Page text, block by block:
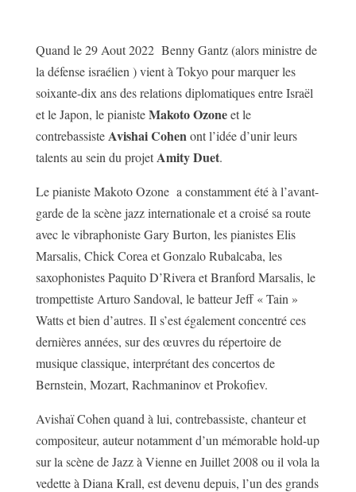
Quand le 29 Aout 2022 Benny Gantz (alors ministre de
la défense israélien ) vient à Tokyo pour marquer les
soixante-dix ans des relations diplomatiques entre Israël
et le Japon, le pianisteMakoto Ozoneet le
contrebassisteAvishai Cohen ont l’idée d’unir leurs
talents au sein du projetAmity Duet.
Le pianiste Makoto Ozone a constamment été à l’avant-
garde de la scène jazz internationale et a croisé sa route
avec le vibraphoniste Gary Burton, les pianistes Elis
Marsalis, Chick Corea et Gonzalo Rubalcaba, les
saxophonistes Paquito D’Rivera et Branford Marsalis, le
trompettiste Arturo Sandoval, le batteur Jeff « Tain »
Watts et bien d’autres. Il s’est également concentré ces
dernières années, sur des œuvres du répertoire de
musique classique, interprétant des concertos de
Bernstein, Mozart, Rachmaninov et Prokofiev.
Avishaï Cohen quand à lui, contrebassiste, chanteur et
compositeur, auteur notamment d’un mémorable hold-up
sur la scène de Jazz à Vienne en Juillet 2008 ou il vola la
vedette à Diana Krall, est devenu depuis, l’un des grands